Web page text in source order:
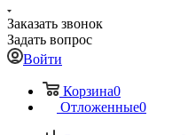
Заказать звонок
Задать вопрос
Войти
Корзина0
Отложенные0